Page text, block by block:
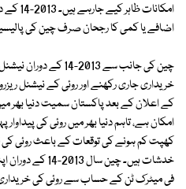
اضافے یا کمی کا رجحان صرف چین کی
چین کی جانب سے 2013-
کے اعلان کے بعد پاکستان سمیت دنیا بھر
امکان ہے، تاہم دنیا بھر میں روئی کی
کھپت کم ہونے کی توقعات کے باعث روئی کی
فی میٹرک ٹن کے حساب سے روئی کی خریداری